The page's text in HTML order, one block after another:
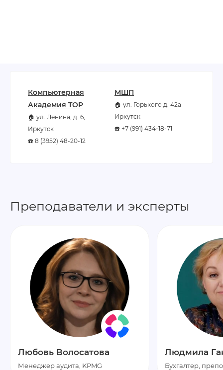
Компьютерная
Академия TOP
🏠 ул. Ленина, д. 6,
Иркутск
☎️ 8 (3952) 48-20-12
МШП
🏠 ул. Горького д. 42а
Иркутск
☎️ +7 (991) 434-18-71
Преподаватели и эксперты
Любовь Волосатова
Менеджер аудита, KPMG
Людмила
Бухгалтер,